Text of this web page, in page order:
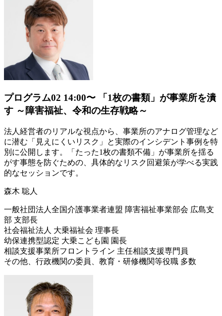
プログラム02 14:00〜
「1枚の書類」が事業所を潰
す ～障害福祉、令和の生存戦略～
法人経営者のリアルな視点から、事業所のアナログ管理など
に潜む「見えにくいリスク」と実際のインシデント事例を特
別に公開します。「たった1枚の書類不備」が事業所を揺る
がす事態を防ぐための、具体的なリスク回避策が学べる実践
的なセッションです。
森木 聡人
一般社団法人全国介護事業者連盟 障害福祉事業部会 広島支
部 支部長
社会福祉法人 大乗福祉会 理事長
幼保連携型認定 大乗こども園 園長
相談支援事業所フロントライン 主任相談支援専門員
その他、行政機関の委員、教育・研修機関等役職 多数